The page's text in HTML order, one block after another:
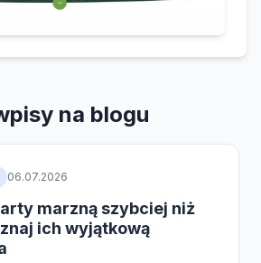
na blogu
06.07.2026
marzną szybciej niż
ich wyjątkową